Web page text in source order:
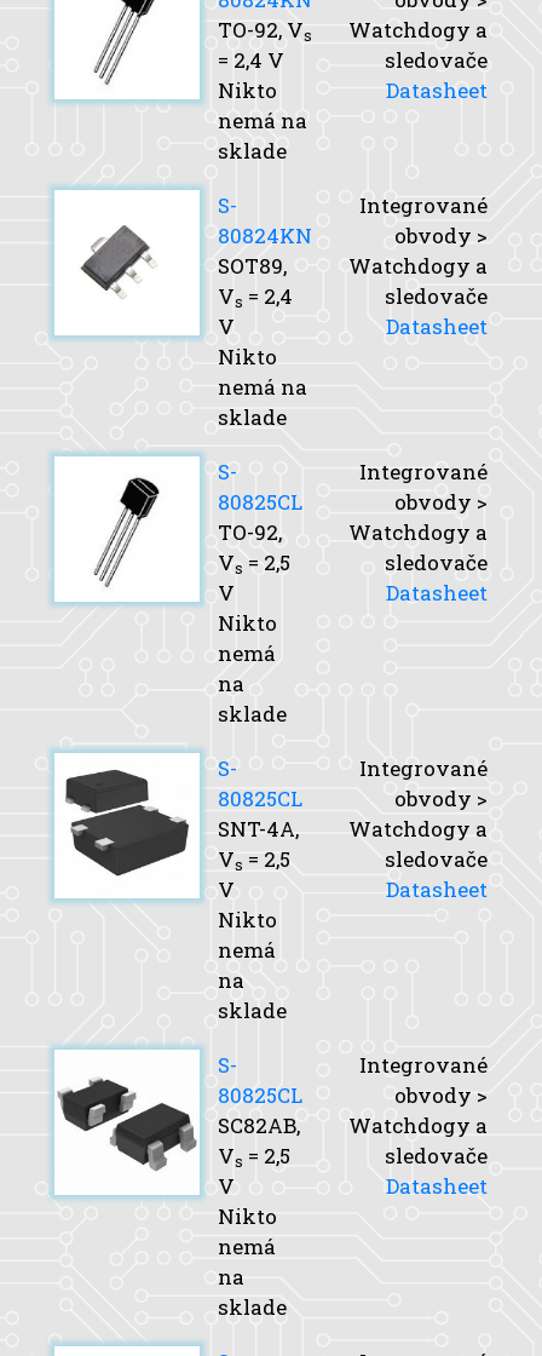
TO-92, Vs
= 2,4 V
Nikto
nemá na
sklade
Watchdogy a
sledovače
Datasheet
S-
80824KN
SOT89,
Vs = 2,4
V
Nikto
nemá na
sklade
Integrované
obvody >
Watchdogy a
sledovače
Datasheet
S-
80825CL
TO-92,
Vs = 2,5
V
Nikto
nemá
na
sklade
Integrované
obvody >
Watchdogy a
sledovače
Datasheet
S-
80825CL
SNT-4A,
Vs = 2,5
V
Nikto
nemá
na
sklade
Integrované
obvody >
Watchdogy a
sledovače
Datasheet
S-
80825CL
SC82AB,
Vs = 2,5
V
Nikto
nemá
na
sklade
Integrované
obvody >
Watchdogy a
sledovače
Datasheet